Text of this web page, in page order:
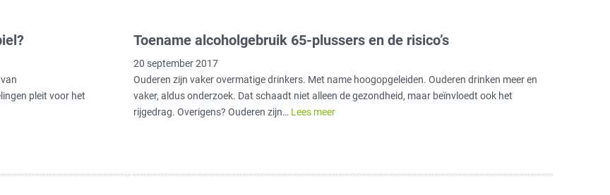
pleit voor het
Toename alcoholgebruik 65-plussers en de risico’s
20 september 2017
Ouderen zijn vaker overmatige drinkers. Met name hoogopgeleiden. Ouderen drinken meer en
vaker, aldus onderzoek. Dat schaadt niet alleen de gezondheid, maar beïnvloedt ook het
rijgedrag. Overigens? Ouderen zijn… Lees meer